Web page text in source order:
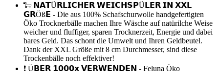
🐑 𝗡𝗔𝗧Ü𝗥𝗟𝗜𝗖𝗛𝗘𝗥 𝗪𝗘𝗜𝗖𝗛𝗦𝗣Ü𝗟𝗘𝗥 𝗜𝗡 𝗫𝗫𝗟
𝗚𝗥Öß𝗘 - Die aus 100% Schafschurwolle handgefertigten
Öko Trocknerbälle machen Ihre Wäsche auf natürilche Weise
weicher und fluffiger, sparen Trocknerzeit, Energie und dabei
bares Geld. Das schont die Umwelt und Ihren Geldbeutel.
Dank der XXL Größe mit 8 cm Durchmesser, sind diese
Trockenbälle noch effektiver!
❗ Ü𝗕𝗘𝗥 𝟭𝟬𝟬𝟬𝘅 𝗩𝗘𝗥𝗪𝗘𝗡𝗗𝗘𝗡 - Feluna Öko